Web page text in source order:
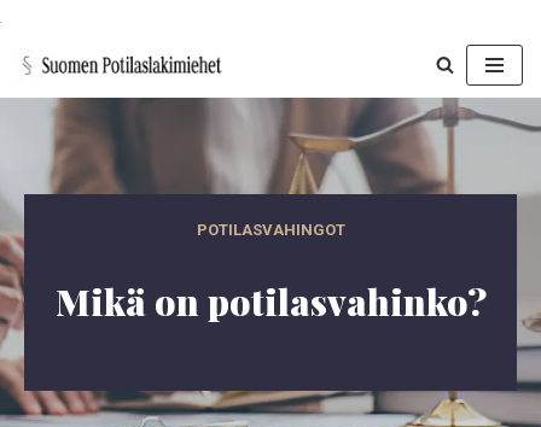
Siirry
suoraan
sisältöön
POTILASVAHINGOT
Mikä on potilasvahinko?